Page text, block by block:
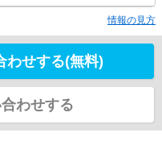
情報の見方
わせする(無料)
わせする